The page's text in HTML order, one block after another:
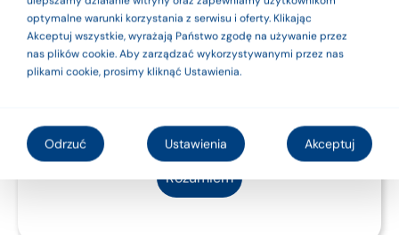
Informacje szczegółowe
Kod
400568
używaj ich zgodnie
z instrukcją
etykietą.
Rozumiem
optymalne warunki korzystania z serwisu i oferty. Klikając
Akceptuj wszystkie, wyrażają Państwo zgodę na używanie przez
nas plików cookie. Aby zarządzać wykorzystywanymi przez nas
plikami cookie, prosimy kliknąć Ustawienia.
Odrzuć Ustawienia Akceptuj